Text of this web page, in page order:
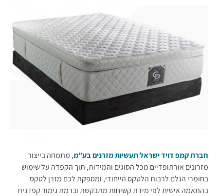
חברת קמפ דויד ישראל תעשיות מזרנים בע"מ, מתמחה בייצור
מזרונים אורתופדיים מכל הסוגים והמידות, תוך הקפדה על שימוש
בחומרי הגלם לרבות הלטקס הייחודי, ומספקת לכם מזרן לטקס
בהתאמה אישית לפי מידת קשיחות מתבקשת וברמת גימור קפדנית